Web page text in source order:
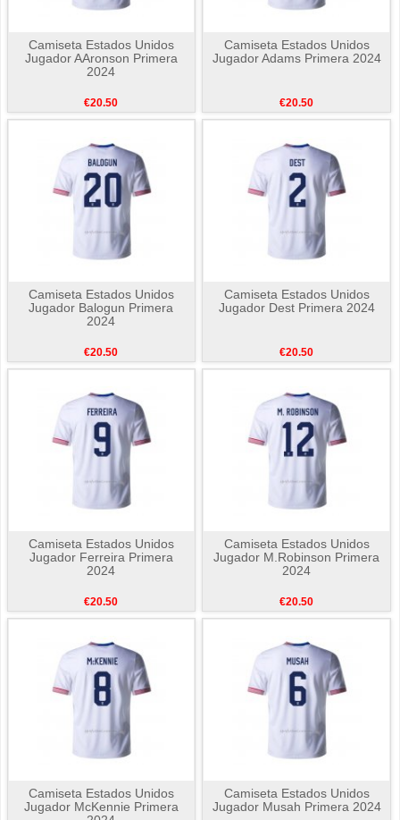
Camiseta Estados Unidos
Jugador AAronson Primera
2024
€20.50
Camiseta Estados Unidos
Jugador Adams Primera 2024
€20.50
Camiseta Estados Unidos
Jugador Balogun Primera
2024
€20.50
Camiseta Estados Unidos
Jugador Dest Primera 2024
€20.50
Camiseta Estados Unidos
Jugador Ferreira Primera
2024
€20.50
Camiseta Estados Unidos
Jugador M.Robinson Primera
2024
€20.50
Camiseta Estados Unidos
Jugador McKennie Primera
Camiseta Estados Unidos
Jugador Musah Primera 2024